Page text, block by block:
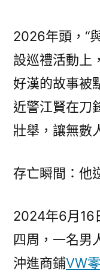
2026年頭，“
設巡禮活動上
好漢的故事被
近警江賢在刀
壯舉，讓無數
存亡瞬間：他
2024年6月16
四周，一名男
沖進商鋪VW